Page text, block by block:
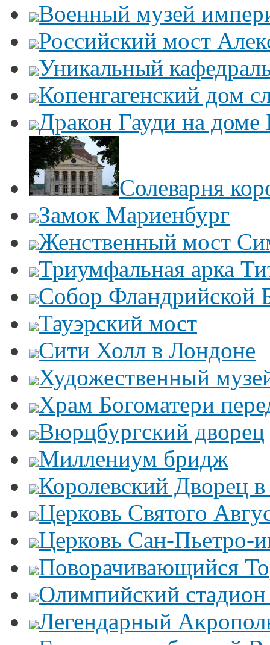
Военный музей
Российский мост
Уникальный
Копенгагенский дом
Дракон Гауди на доме
Солеварня
Замок Мариенбург
Женственный мост
Триумфальная арка
Собор Фландрийской
Тауэрский мост
Сити Холл в Лондоне
Художественный
Храм Богоматери
Вюрцбургский дворец
Миллениум бридж
Королевский Дворец
Церковь Святого
Церковь Сан-Пьетро-
Поворачивающийся
Олимпийский
Легендарный